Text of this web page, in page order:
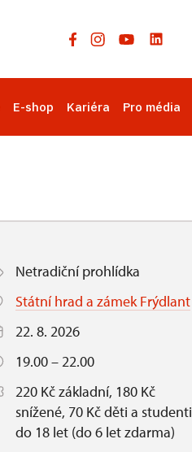
E-shop Kariéra Pro média
Netradiční prohlídka
Státní hrad a zámek Frýdlant
22. 8. 2026
19.00 – 22.00
220 Kč základní, 180 Kč
snížené, 70 Kč děti a studenti
do 18 let (do 6 let zdarma)